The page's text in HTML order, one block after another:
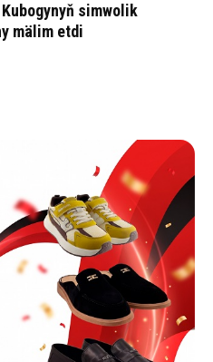
Kubogynyň simwolik
mälim etdi